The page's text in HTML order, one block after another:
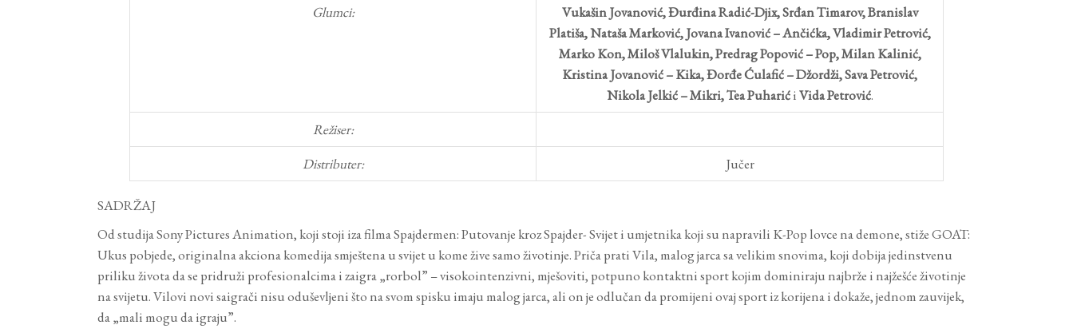
Glumci:
Vukašin Jovanović, Đurđina Radić-Djix, Srđan Timarov, Branislav
Platiša, Nataša Marković, Jovana Ivanović – Ančićka, Vladimir Petrović,
Marko Kon, Miloš Vlalukin, Predrag Popović – Pop, Milan Kalinić,
Kristina Jovanović – Kika, Đorđe Ćulafić – Džordži, Sava Petrović,
Nikola Jelkić – Mikri, Tea PuharićiVida Petrović.
Režiser:
Distributer:
Jučer
SADRŽAJ
Od studija Sony Pictures Animation, koji stoji iza filma Spajdermen: Putovanje kroz Spajder- Svijet i umjetnika koji su napravili K-Pop lovce na demone, stiže GOAT:
Ukus pobjede, originalna akciona komedija smještena u svijet u kome žive samo životinje. Priča prati Vila, malog jarca sa velikim snovima, koji dobija jedinstvenu
priliku života da se pridruži profesionalcima i zaigra „rorbol” – visokointenzivni, mješoviti, potpuno kontaktni sport kojim dominiraju najbrže i najžešće životinje
na svijetu. Vilovi novi saigrači nisu oduševljeni što na svom spisku imaju malog jarca, ali on je odlučan da promijeni ovaj sport iz korijena i dokaže, jednom zauvijek,
da „mali mogu da igraju”.